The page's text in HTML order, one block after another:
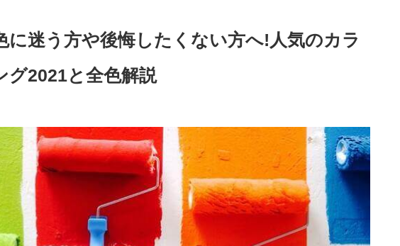
に迷う方や後悔したくない方へ!人気のカラ
グ2021と全色解説